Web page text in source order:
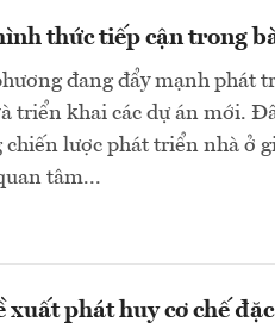
thức tiếp cận trong
đang đẩy mạnh phát
triển khai các dự án mới.
lược phát triển nhà ở
tâm...
xuất phát huy cơ chế